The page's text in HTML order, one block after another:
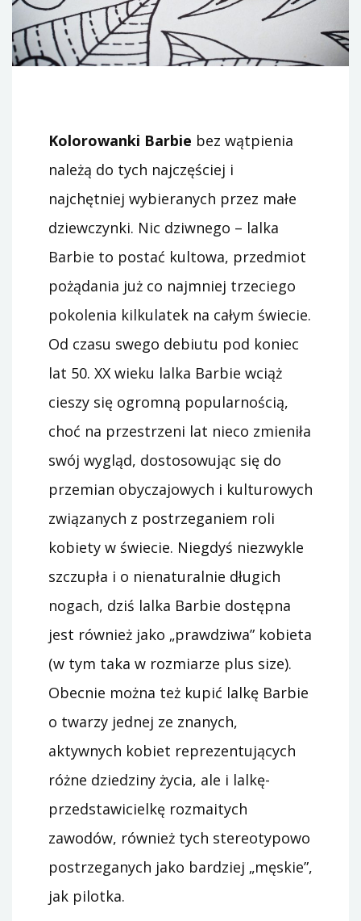
Kolorowanki Barbie bez wątpienia
należą do tych najczęściej i
najchętniej wybieranych przez małe
dziewczynki. Nic dziwnego – lalka
Barbie to postać kultowa, przedmiot
pożądania już co najmniej trzeciego
pokolenia kilkulatek na całym świecie.
Od czasu swego debiutu pod koniec
lat 50. XX wieku lalka Barbie wciąż
cieszy się ogromną popularnością,
choć na przestrzeni lat nieco zmieniła
swój wygląd, dostosowując się do
przemian obyczajowych i kulturowych
związanych z postrzeganiem roli
kobiety w świecie. Niegdyś niezwykle
szczupła i o nienaturalnie długich
nogach, dziś lalka Barbie dostępna
jest również jako „prawdziwa” kobieta
(w tym taka w rozmiarze plus size).
Obecnie można też kupić lalkę Barbie
o twarzy jednej ze znanych,
aktywnych kobiet reprezentujących
różne dziedziny życia, ale i lalkę-
przedstawicielkę rozmaitych
zawodów, również tych stereotypowo
postrzeganych jako bardziej „męskie”,
jak pilotka.